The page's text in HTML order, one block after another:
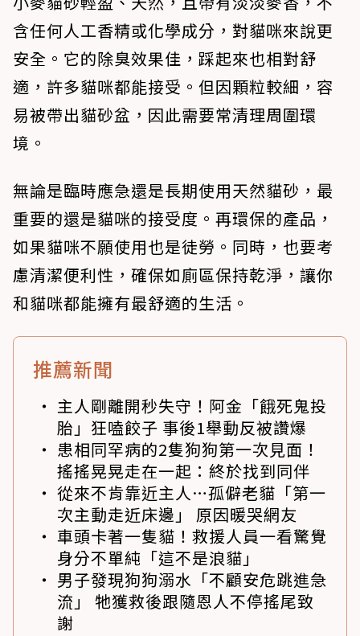
含任何人工香精或化學成分，對貓咪來說更
安全。它的除臭效果佳，踩起來也相對舒
適，許多貓咪都能接受。但因顆粒較細，容
易被帶出貓砂盆，因此需要常清理周圍環
境。
無論是臨時應急還是長期使用天然貓砂，最
重要的還是貓咪的接受度。再環保的產品，
如果貓咪不願使用也是徒勞。同時，也要考
慮清潔便利性，確保如廁區保持乾淨，讓你
和貓咪都能擁有最舒適的生活。
推薦新聞
主人剛離開秒失守！阿金「餓死鬼投
胎」狂嗑餃子 事後1舉動反被讚爆
患相同罕病的2隻狗狗第一次見面！
搖搖晃晃走在一起：終於找到同伴
從來不肯靠近主人…孤僻老貓「第一
次主動走近床邊」 原因暖哭網友
車頭卡著一隻貓！救援人員一看驚覺
身分不單純「這不是浪貓」
男子發現狗狗溺水「不顧安危跳進急
流」 牠獲救後跟隨恩人不停搖尾致
謝